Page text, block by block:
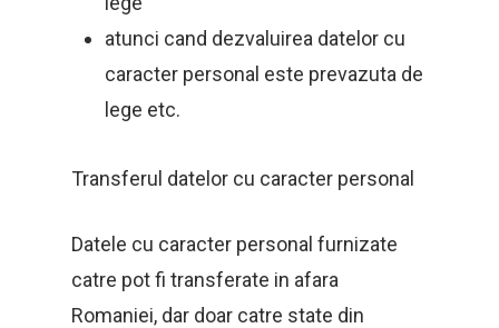
atunci cand dezvaluirea datelor cu
caracter personal este prevazuta de
lege etc.
Transferul datelor cu caracter personal
Datele cu caracter personal furnizate
catre pot fi transferate in afara
Romaniei, dar doar catre state din